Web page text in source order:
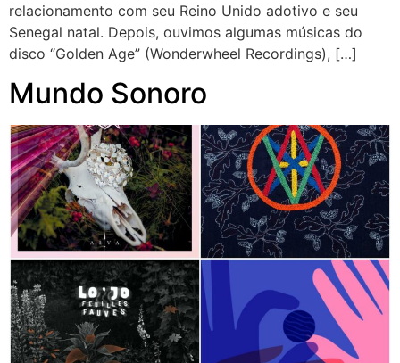
relacionamento com seu Reino Unido adotivo e seu
Senegal natal. Depois, ouvimos algumas músicas do
disco “Golden Age” (Wonderwheel Recordings), […]
Mundo Sonoro